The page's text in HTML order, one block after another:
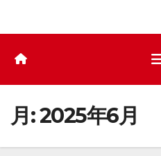
月:2025年6月